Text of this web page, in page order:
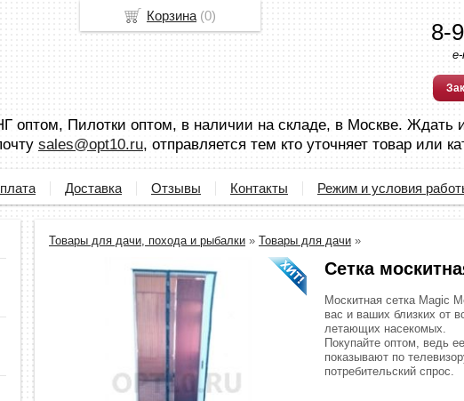
8-
Пилотки оптом, в наличии на складе, в Москве. Ждать
sales@opt10.ru, отправляется тем кто уточняет товар или
Доставка Отзывы Контакты Режим и условия
Товары для дачи, похода и рыбалки » Товары для дачи »
Сетка
Москитная сетка Magic
вас и ваших близких от
летающих насекомых.
Покупайте оптом, ведь
показывают по
потребительский спрос.
Корзина (0)